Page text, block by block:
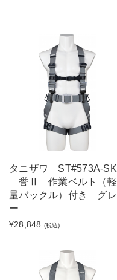
タニザワ ST#573A-SK
誉Ⅱ 作業ベルト（軽
量バックル）付き グレ
ー
¥28,848 (税込)